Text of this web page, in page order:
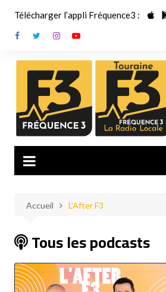
contenu
Télécharger l’appli Fréquence3 :
Accueil L’After F3
Tous les podcasts